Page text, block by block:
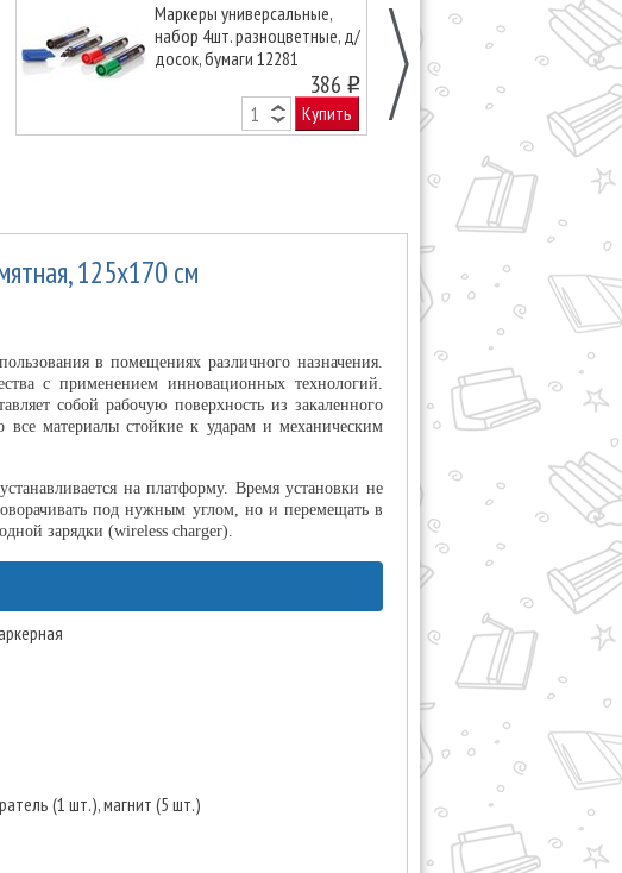
Маркеры универсальные,
набор 4шт. разноцветные, д/
досок, бумаги 12281
386 o
Купить
Магниты
d=34х13мм,
уп., серые,
125х170 см
в помещениях различного назначения.
с применением инновационных технологий.
собой рабочую поверхность из закаленного
все материалы стойкие к ударам и механическим
на платформу. Время установки не
под нужным углом, но и перемещать в
зарядки (wireless charger).
(1 шт.), магнит (5 шт.)